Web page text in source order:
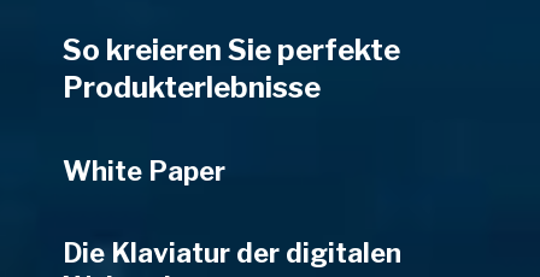
So kreieren Sie perfekte
Produkterlebnisse
White Paper
Die Klaviatur der digitalen